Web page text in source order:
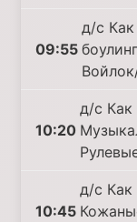
09:55
д/с
10:20
д/с Как
10:45
д/с Как